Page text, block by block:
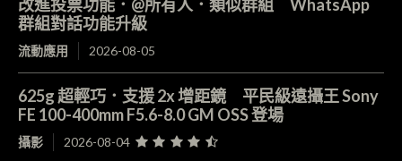
改進投票功能．@所有人．類似群組 WhatsApp
群組對話功能升級
流動應用 2026-08-05
625g 超輕巧．支援 2x 增距鏡 平民級遠攝王 Sony
FE 100-400mm F5.6-8.0 GM OSS 登場
攝影 2026-08-04